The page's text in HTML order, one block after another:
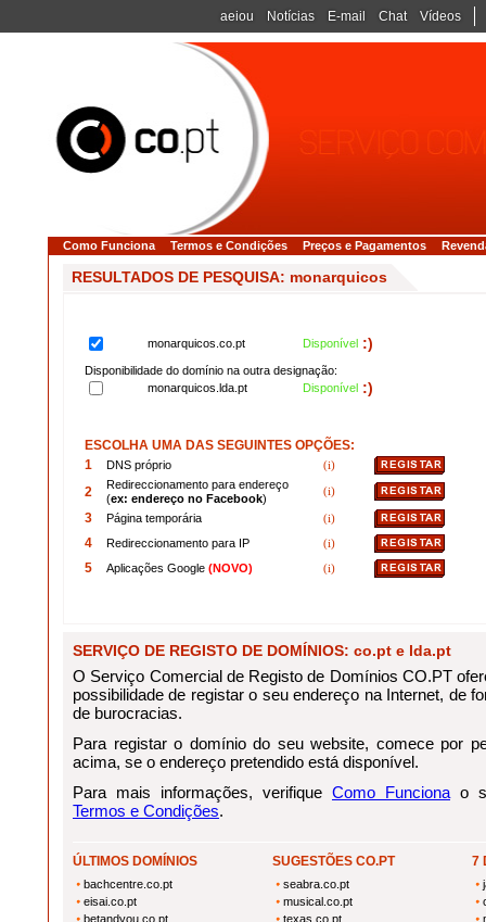
aeiou Notícias E-mail Chat Vídeos
Como Funciona Termos e Condições Preços e Pagamentos
RESULTADOS DE PESQUISA: monarquicos
monarquicos.co.pt Disponível :)
Disponibilidade do domínio na outra designação:
monarquicos.lda.pt
Disponível :)
ESCOLHA UMA DAS SEGUINTES OPÇÕES:
1
DNS próprio (i)
2
Redireccionamento para endereço
(ex: endereço no Facebook)
(i)
3 Página temporária (i)
4 Redireccionamento para IP (i)
5 Aplicações Google (NOVO) (i)
SERVIÇO DE REGISTO DE DOMÍNIOS: co.pt e lda.pt
O Serviço Comercial de Registo de Domínios CO.PT
possibilidade de registar o seu endereço na Internet, de
de burocracias.
Para registar o domínio do seu website, comece por
acima, se o endereço pretendido está disponível.
Para mais informações, verifique Como Funciona o
Termos e Condições.
ÚLTIMOS DOMÍNIOS
bachcentre.co.pt
eisai.co.pt
betandyou.co.pt
SUGESTÕES CO.PT
seabra.co.pt
musical.co.pt
texas.co.pt
7